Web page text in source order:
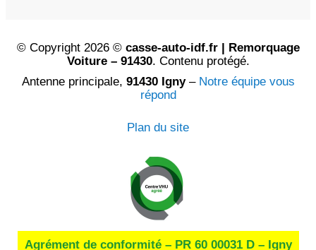
© Copyright 2026 © casse-auto-idf.fr | Remorquage
Voiture – 91430. Contenu protégé.
Antenne principale, 91430 Igny– Notre équipe vous
répond
Plan du site
Agrément de conformité – PR 60 00031 D – Igny